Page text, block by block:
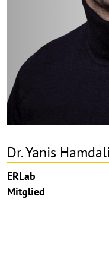
Dr. Yanis Hamdali
ERLab
Mitglied